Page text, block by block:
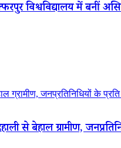
विश्वविद्यालय में बनीं
ग्रामीण, जनप्रतिनिधियों के
से बेहाल ग्रामीण,